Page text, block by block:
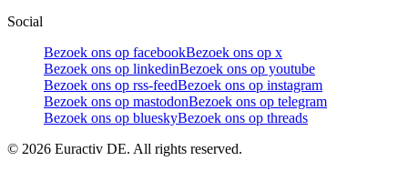
Social
Bezoek ons op facebookBezoek ons op x
Bezoek ons op linkedinBezoek ons op youtube
Bezoek ons op rss-feedBezoek ons op instagram
Bezoek ons op mastodonBezoek ons op telegram
Bezoek ons op blueskyBezoek ons op threads
© 2026 Euractiv DE. All rights reserved.